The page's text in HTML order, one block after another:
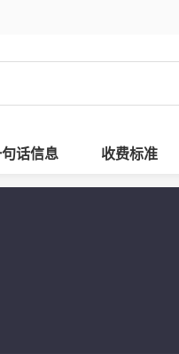
话信息 收费标准